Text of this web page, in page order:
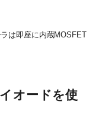
は即座に内蔵MOSFET
オードを使